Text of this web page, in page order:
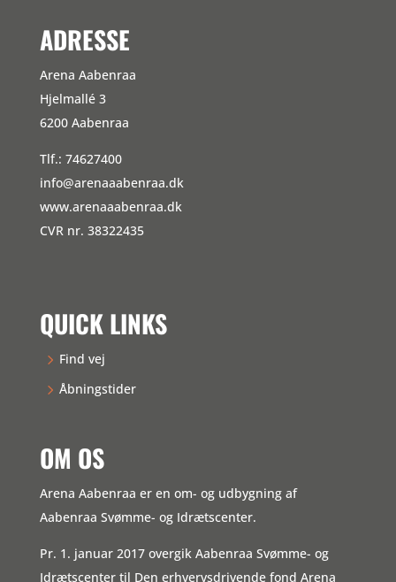
ADRESSE
Arena Aabenraa
Hjelmallé 3
6200 Aabenraa
Tlf.: 74627400
info@arenaaabenraa.dk
www.arenaaabenraa.dk
CVR nr. 38322435
QUICK LINKS
Find vej
Åbningstider
OM OS
Arena Aabenraa er en om- og udbygning af
Aabenraa Svømme- og Idrætscenter.
Pr. 1. januar 2017 overgik Aabenraa Svømme- og
Idrætscenter til Den erhvervsdrivende fond Arena